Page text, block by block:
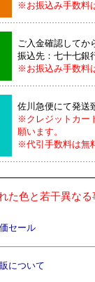
※お振込み手数料
ご入金確認してか
振込先：七十七銀
※お振込み手数料
佐川急便にて発送
※クレジットカー
願います。
※代引手数料は無
た色と若干異な
セール
について